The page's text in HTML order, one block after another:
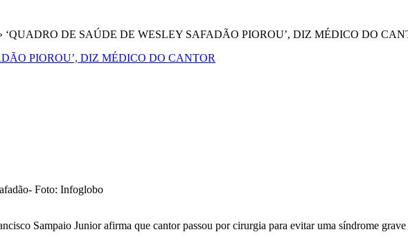
‘QUADRO DE SAÚDE DE WESLEY SAFADÃO PIOROU’, DIZ MÉDICO DO
PIOROU’, DIZ MÉDICO DO CANTOR
Foto: Infoglobo
Sampaio Junior afirma que cantor passou por cirurgia para evitar uma síndrome grave